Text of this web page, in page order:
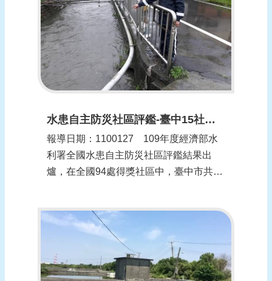
水患自主防災社區評鑑-臺中15社區獲獎全國最多(更新時間：1100128)
報導日期：1100127​ 109年度經濟部水
利署全國水患自主防災社區評鑑結果出
爐，在全國94處得獎社區中，臺中市共囊
全國第一，顯示臺中市水患自主防災社區
推動成果豐碩，屢屢創下佳績。 水利局
局長范世億表示...